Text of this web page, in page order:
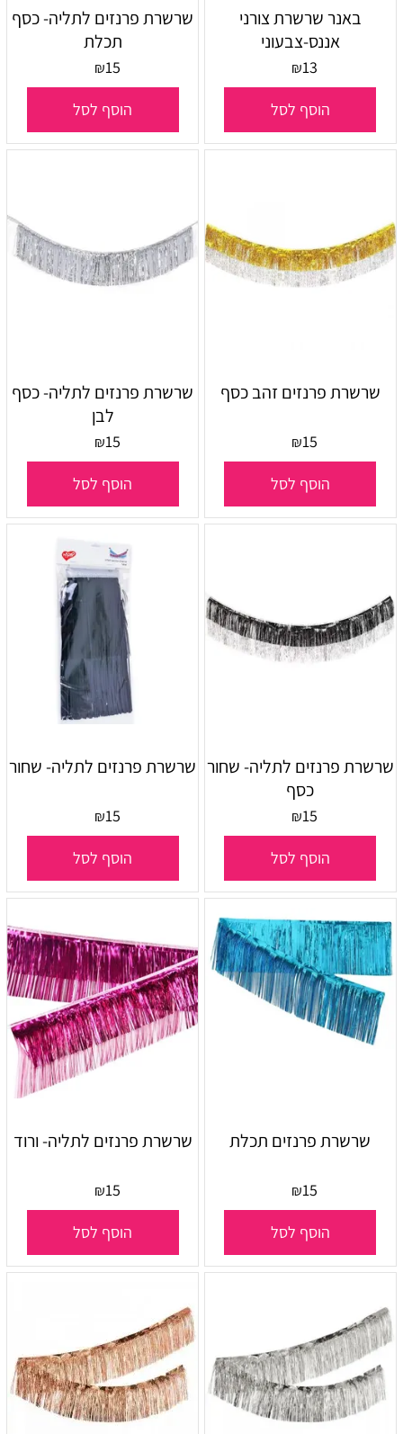
באנר שרשרת צורני
אננס-צבעוני
₪13
הוסף לסל
שרשרת פרנזים לתליה- כסף
תכלת
₪15
הוסף לסל
שרשרת פרנזים זהב כסף
₪15
הוסף לסל
שרשרת פרנזים לתליה- כסף
לבן
₪15
הוסף לסל
שרשרת פרנזים לתליה- שחור
כסף
₪15
הוסף לסל
שרשרת פרנזים לתליה- שחור
₪15
הוסף לסל
שרשרת פרנזים תכלת
₪15
הוסף לסל
שרשרת פרנזים לתליה- ורוד
₪15
הוסף לסל